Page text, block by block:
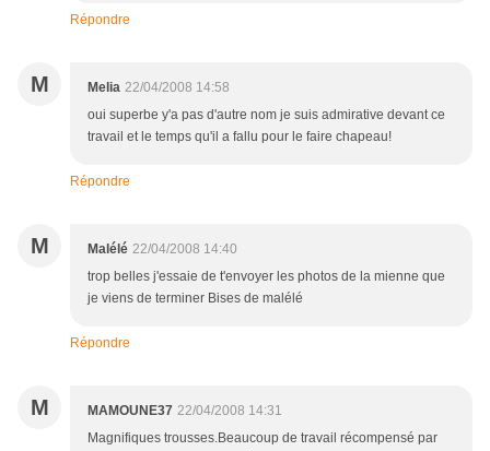
Répondre
M Melia 22/04/2008 14:58
oui superbe y'a pas d'autre nom je suis admirative devant ce
travail et le temps qu'il a fallu pour le faire chapeau!
Répondre
M Malélé 22/04/2008 14:40
trop belles j'essaie de t'envoyer les photos de la mienne que
je viens de terminer Bises de malélé
Répondre
M MAMOUNE37 22/04/2008 14:31
Magnifiques trousses.Beaucoup de travail récompensé par